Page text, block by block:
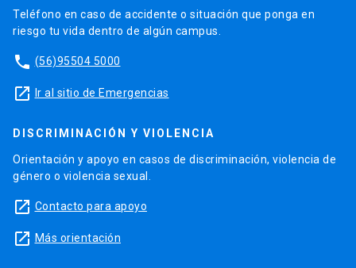
Teléfono en caso de accidente o situación que ponga en
riesgo tu vida dentro de algún campus.
phone (56)95504 5000
launch Ir al sitio de Emergencias
DISCRIMINACIÓN Y VIOLENCIA
Orientación y apoyo en casos de discriminación, violencia de
género o violencia sexual.
launch Contacto para apoyo
launch Más orientación